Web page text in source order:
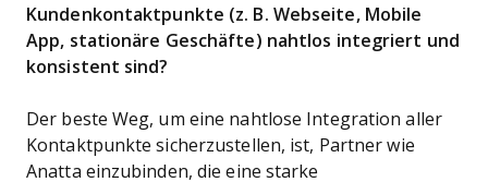
Kundenkontaktpunkte (z. B. Webseite, Mobile
App, stationäre Geschäfte) nahtlos integriert und
konsistent sind?
Der beste Weg, um eine nahtlose Integration aller
Kontaktpunkte sicherzustellen, ist, Partner wie
Anatta einzubinden, die eine starke